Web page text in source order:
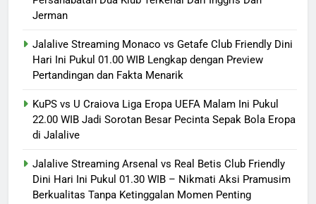
Jerman
Jalalive Streaming Monaco vs Getafe Club Friendly Dini
Hari Ini Pukul 01.00 WIB Lengkap dengan Preview
Pertandingan dan Fakta Menarik
KuPS vs U Craiova Liga Eropa UEFA Malam Ini Pukul
22.00 WIB Jadi Sorotan Besar Pecinta Sepak Bola Eropa
di Jalalive
Jalalive Streaming Arsenal vs Real Betis Club Friendly
Dini Hari Ini Pukul 01.30 WIB – Nikmati Aksi Pramusim
Berkualitas Tanpa Ketinggalan Momen Penting